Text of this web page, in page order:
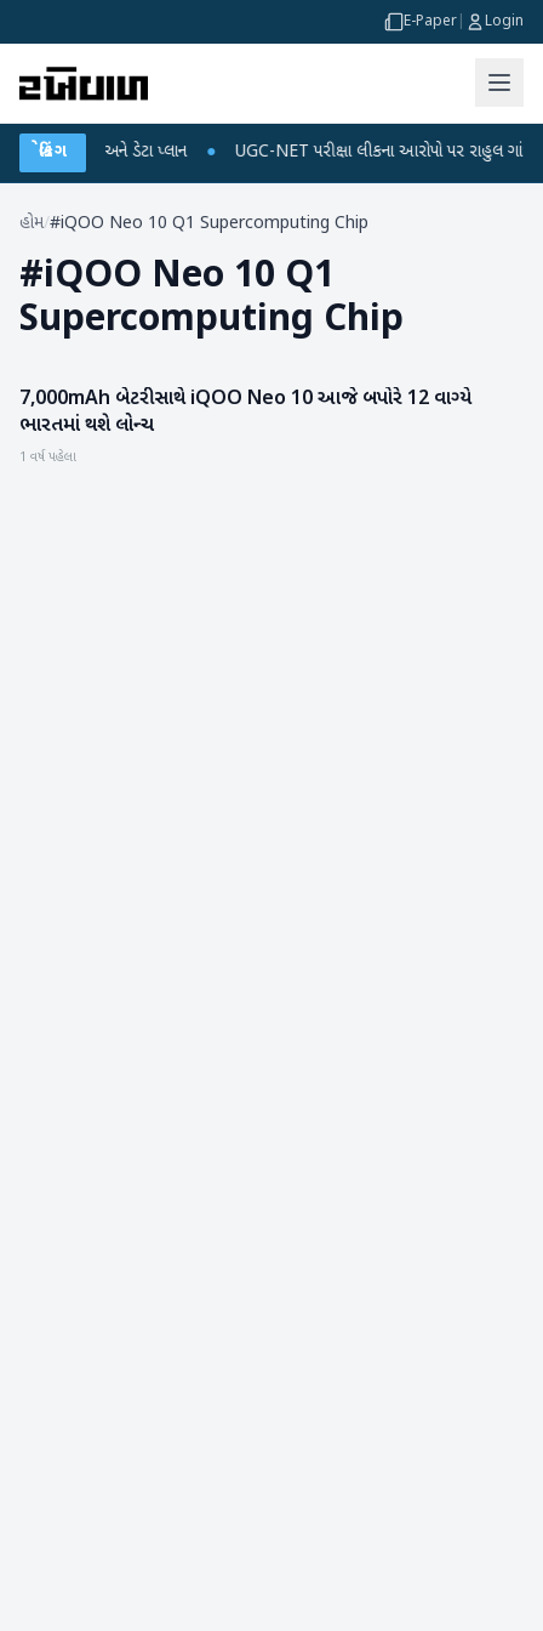
E-Paper Login
બ્રેકિંગ
રિચાર્જ અને ડેટા પ્લાન UGC-NET પરીક્ષા લીકના આરોપો પર રાહુલ ગાંધીએ
હોમ/#iQOO Neo 10 Q1 Supercomputing Chip
#iQOO Neo 10 Q1
Supercomputing Chip
ગેજેટ
7,000mAh બેટરી સાથે iQOO Neo 10 આજે બપોરે 12 વાગ્યે
ભારતમાં થશે લોન્ચ
1 વર્ષ પહેલા